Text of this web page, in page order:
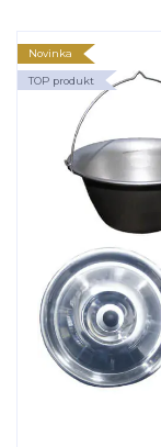
Novinka
TOP produkt